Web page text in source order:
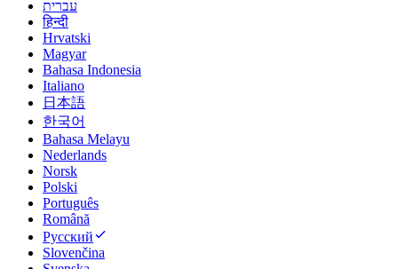
עברית
हिन्दी
Hrvatski
Magyar
Bahasa Indonesia
Italiano
日本語
한국어
Bahasa Melayu
Nederlands
Norsk
Polski
Português
Română
Русский
Slovenčina